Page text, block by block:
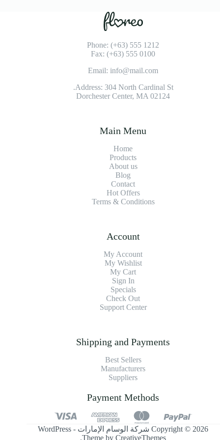
Phone: (+63) 555 1212
Fax: (+63) 555 0100
Email: info@mail.com
Address: 304 North Cardinal St.
Dorchester Center, MA 02124
Main Menu
Home
Products
About us
Blog
Contact
Hot Offers
Terms & Conditions
Account
My Account
My Wishlist
My Cart
Sign In
Specials
Check Out
Support Center
Shipping and Payments
Best Sellers
Manufacturers
Suppliers
Payment Methods
Copyright © 2026 شركة الوسام الإمارات - WordPress
Theme byCreativeThemes
.